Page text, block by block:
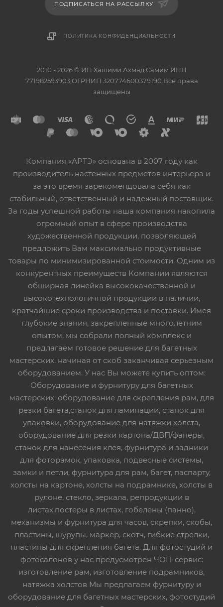
ПОДПИСАТЬСЯ НА РАССЫЛКУ
ПОЛИТИКА КОНФИДЕНЦИАЛЬНОСТИ
2010 - 2026 © ИП Хашими Ахмад Самим ИНН
771982593903,ОГРНИП 320774600379190 Все права
защищены
Компания «АРТЭ» основана в 2007 году как
производитель настенных предметов интерьера и
за это время зарекомендовала себя как
стабильный, ответственный и надежный поставщик.
За годы успешной работы наша компания накопила
огромный опыт в сфере производства
художественной продукции, позволяющей
предложить Вам максимально продуктивные
товары по минимизированной стоимости. Одним из
конкурентных преимуществ Компании являются
обширная линейка высококачественной и
высокотехнологичной продукции в наличии,
кратчайшие сроки производства и поставки. Имея
глубокие знания, закрепленные многолетним
опытом, мы собрали полный комплекс и
предлагаем готовое решение для багетных
мастерских, начиная от скоб заканчивая серьезным
оборудованием. У нас Вы можете купить оптом:
Оборудование и фурнитуру для багетных
мастерских: оборудование для скрепления рам, для
резки багета,станок для ламинации, станок для
упаковки, оборудование для натяжки холста,
оборудование для резки картона/ДВП/фанеры,
станок для нанесения клея, фурнитура и задники
для фоторамок, упаковка, подвесные системы,
замки и петли, фурнитура для рам, багет, паспарту,
холсты на картоне, холсты на подрамнике, холсты в
рулоне, стекло, зеркала, репродукции в
листах,постеры в листах, гобелены (панно),
механизмы и фурнитура для часов, скрепки, скобы,
пластины, шурупы, маркер, скотч, гибкие стрелки,
пластины для скрепления багета. Для фотостудий и
фотосалонов у нас предусмотрен ЧОП-сервис:
изготовление рам, изготовление подрамников,
натяжка холстов Мы предлагаем фурнитуру и
оборудование для багетных мастерских, фотостудий